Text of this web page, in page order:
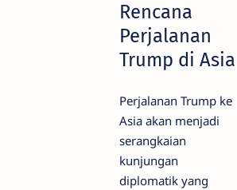
Rencana
Perjalanan
Trump di Asia
Perjalanan Trump ke
Asia akan menjadi
serangkaian
kunjungan
diplomatik yang